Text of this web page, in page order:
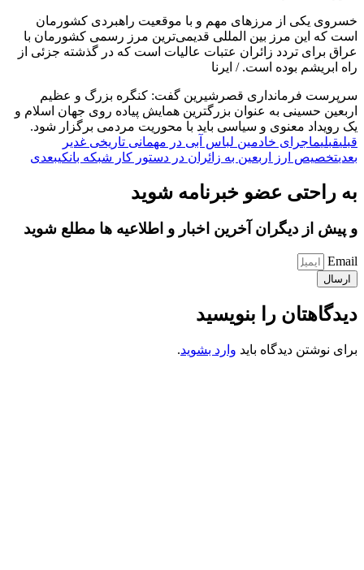
خسروی یکی از مرزهای مهم و با موقعیت راهبردی کشورمان
است که این مرز بین المللی قدیمی‌ترین مرز رسمی کشورمان با
عراق برای تردد زائران عتبات عالیات است که در گذشته جزئی از
راه ابریشم بوده است. / ایرنا
سرپرست فرمانداری قصرشیرین گفت: کنگره بزرگ و عظیم
اربعین حسینی به عنوان بزرگترین همایش پیاده روی جهان اسلام و
یک رویداد معنوی و سیاسی باید با محوریت مردمی برگزار شود.
قبلیقبلیماجرای خادمین لباس آبی در مهمانی تاریخی غدیر
بعدیتخصیص ارز اربعین به زائران در دستور کار شبکه بانکیبعدی
به راحتی عضو خبرنامه شوید
و پیش از دیگران آخرین اخبار و اطلاعیه ها مطلع شوید
Email
ارسال
دیدگاهتان را بنویسید
برای نوشتن دیدگاه باید وارد بشوید.